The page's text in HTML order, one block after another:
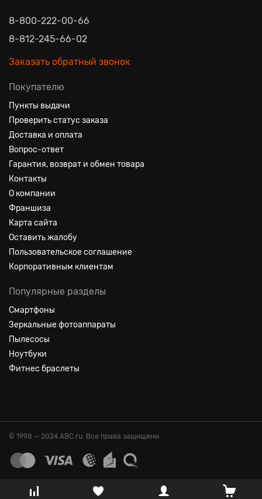
8-800-222-00-66
8-812-245-66-02
Заказать обратный звонок
Покупателю
Пункты выдачи
Проверить статус заказа
Доставка и оплата
Вопрос-ответ
Гарантия, возврат и обмен товара
Контакты
О компании
Франшиза
Карта сайта
Оставить жалобу
Пользовательское соглашение
Корпоративным клиентам
Популярные разделы
Смартфоны
Зеркальные фотоаппараты
Пылесосы
Ноутбуки
Фитнес браслеты
© 1998 — 2024 ABC.ru. Все права защищены